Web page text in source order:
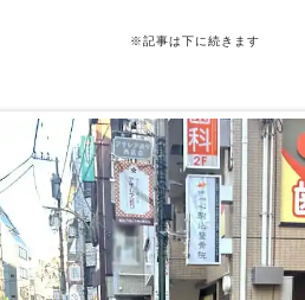
※記事は下に続きます